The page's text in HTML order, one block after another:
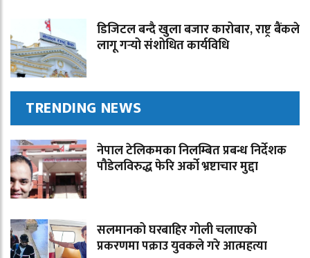
डिजिटल बन्दै खुला बजार कारोबार, राष्ट्र बैंकले
लागू गर्‍यो संशोधित कार्यविधि
TRENDING NEWS
नेपाल टेलिकमका निलम्बित प्रबन्ध निर्देशक
पौडेलविरुद्ध फेरि अर्को भ्रष्टाचार मुद्दा
सलमानको घरबाहिर गोली चलाएको
प्रकरणमा पक्राउ युवकले गरे आत्महत्या